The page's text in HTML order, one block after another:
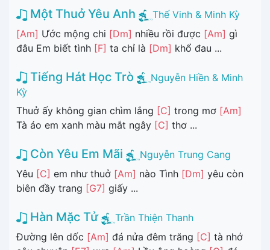
Một Thuở Yêu Anh
Thế Vinh & Minh Kỳ
[Am] Ước mộng chi [Dm] nhiều rồi được [Am] gì
đâu Em biết tình [F] ta chỉ là [Dm] khổ đau ...
Tiếng Hát Học Trò
Nguyễn Hiền & Minh
Kỳ
Thuở ấy không gian chìm lắng [C] trong mơ [Am]
Tà áo em xanh màu mắt ngây [C] thơ ...
Còn Yêu Em Mãi
Nguyễn Trung Cang
Yêu [C] em như thuở [Am] nào Tình [Dm] yêu còn
biên đầy trang [G7] giấy ...
Hàn Mặc Tử
Trần Thiện Thanh
Đường lên dốc [Am] đá nửa đêm trăng [C] tà nhớ